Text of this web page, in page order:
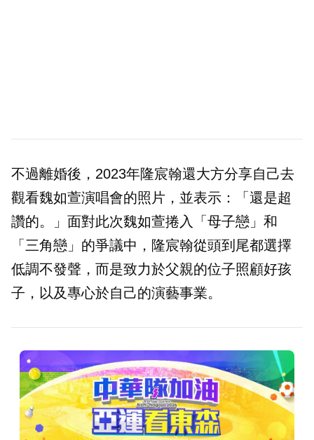
不過離婚後，2023年隆宸翰還大方分享自己去
觀看魏如萱演唱會的照片，並表示：「還是超
讚的。」面對此次魏如萱捲入「母子戀」和
「三角戀」的爭議中，隆宸翰從頭到尾都選擇
低調不發聲，而是致力於父親的位子照顧好孩
子，以及專心於自己的演藝事業。